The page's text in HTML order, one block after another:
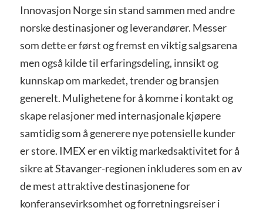
Innovasjon Norge sin stand sammen med andre
norske destinasjoner og leverandører. Messer
som dette er først og fremst en viktig salgsarena
men også kilde til erfaringsdeling, innsikt og
kunnskap om markedet, trender og bransjen
generelt. Mulighetene for å komme i kontakt og
skape relasjoner med internasjonale kjøpere
samtidig som å generere nye potensielle kunder
er store. IMEX er en viktig markedsaktivitet for å
sikre at Stavanger-regionen inkluderes som en av
de mest attraktive destinasjonene for
konferansevirksomhet og forretningsreiser i